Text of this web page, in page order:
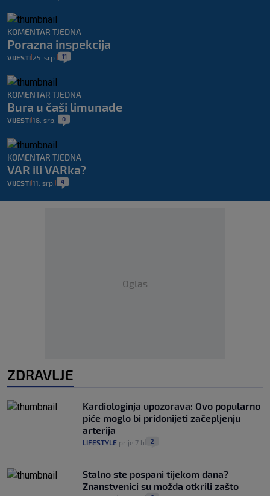
KOMENTAR TJEDNA
Porazna inspekcija
VIJESTI 25. srp. 11
KOMENTAR TJEDNA
Bura u čaši limunade
VIJESTI 18. srp. 0
KOMENTAR TJEDNA
VAR ili VARka?
VIJESTI 11. srp. 4
Oglas
ZDRAVLJE
Kardiologinja upozorava: Ovo popularno
piće moglo bi pridonijeti začepljenju
arterija
LIFESTYLE prije 7 h 2
Stalno ste pospani tijekom dana?
Znanstvenici su možda otkrili zašto